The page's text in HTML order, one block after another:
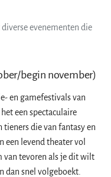
diverse evenementen die
begin november)
en gamefestivals van
een spectaculaire
die van fantasy en
een levend theater vol
van tevoren als je dit wilt
dan snel volgeboekt.